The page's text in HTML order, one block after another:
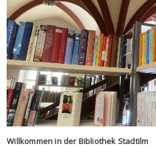
Willkommen in der Bibliothek Stadtilm